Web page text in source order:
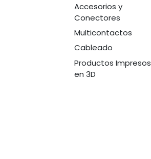
Accesorios y
Conectores
Multicontactos
Cableado
Productos Impresos
en 3D